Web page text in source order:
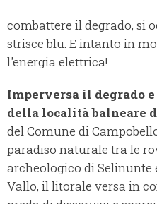
combattere il degrado, si
strisce blu. E intanto in
l'energia elettrica!
Imperversa il degrado
della località balneare
del Comune di
paradiso naturale tra le
archeologico di Selinunte
Vallo, il litorale versa in